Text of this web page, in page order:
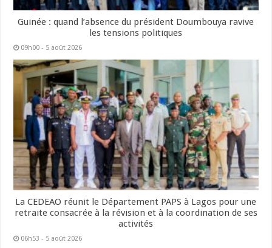
Guinée : quand l’absence du président Doumbouya ravive
les tensions politiques
09h00 - 5 août 2026
La CEDEAO réunit le Département PAPS à Lagos pour une
retraite consacrée à la révision et à la coordination de ses
activités
06h53 - 5 août 2026